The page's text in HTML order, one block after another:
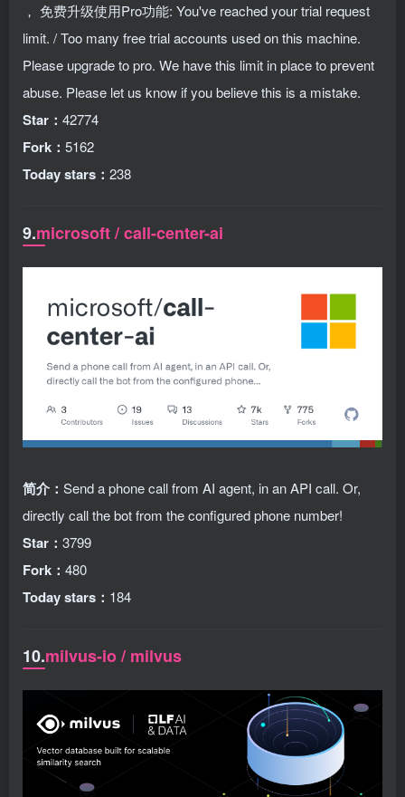
， 免费升级使用Pro功能: You've reached your trial request
limit. / Too many free trial accounts used on this machine.
Please upgrade to pro. We have this limit in place to prevent
abuse. Please let us know if you believe this is a mistake.
Star： 42774
Fork： 5162
Today stars： 238
9.microsoft / call-center-ai
简介： Send a phone call from AI agent, in an API call. Or,
directly call the bot from the configured phone number!
Star： 3799
Fork： 480
Today stars： 184
10.milvus-io / milvus